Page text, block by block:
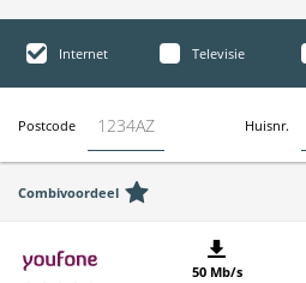
Internet Televisie
Postcode Huisnr.
Combivoordeel
50 Mb/s